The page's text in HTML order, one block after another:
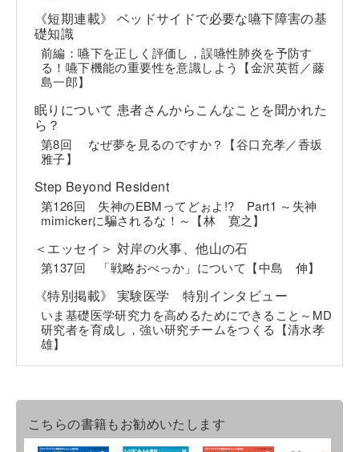
《短期連載》 ベッドサイドで必要な嚥下障害の基
礎知識
前編：嚥下を正しく評価し，誤嚥性肺炎を予防す
る！嚥下機能の重要性を意識しよう【金沢英哲／藤
島一郎】
眠りについて 患者さんからこんなことを聞かれた
ら？
第8回 なぜ夢を見るのですか？【谷口充孝／香坂
雅子】
Step Beyond Resident
第126回 失神のEBMってどぉよ!? Part1 ～失神
mimickerに騙されるな！～【林 寛之】
＜エッセイ＞ 対岸の火事、他山の石
第137回 「戦略おべっか」について【中島 伸】
《特別掲載》 実験医学 特別インタビュー
いま基礎医学研究力を高めるためにできること～MD
研究者を育成し，強い研究チームをつくる【清水孝
雄】
こちらの書籍もお勧めいたします